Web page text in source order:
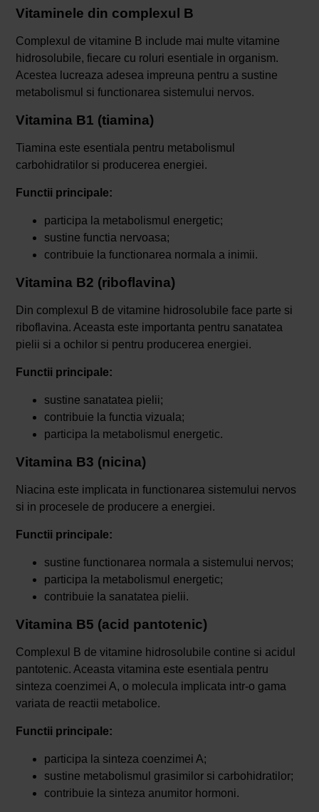
Vitaminele din complexul B
Complexul de vitamine B include mai multe vitamine
hidrosolubile, fiecare cu roluri esentiale in organism.
Acestea lucreaza adesea impreuna pentru a sustine
metabolismul si functionarea sistemului nervos.
Vitamina B1 (tiamina)
Tiamina este esentiala pentru metabolismul
carbohidratilor si producerea energiei.
Functii principale:
participa la metabolismul energetic;
sustine functia nervoasa;
contribuie la functionarea normala a inimii.
Vitamina B2 (riboflavina)
Din complexul B de vitamine hidrosolubile face parte si
riboflavina. Aceasta este importanta pentru sanatatea
pielii si a ochilor si pentru producerea energiei.
Functii principale:
sustine sanatatea pielii;
contribuie la functia vizuala;
participa la metabolismul energetic.
Vitamina B3 (nicina)
Niacina este implicata in functionarea sistemului nervos
si in procesele de producere a energiei.
Functii principale:
sustine functionarea normala a sistemului nervos;
participa la metabolismul energetic;
contribuie la sanatatea pielii.
Vitamina B5 (acid pantotenic)
Complexul B de vitamine hidrosolubile contine si acidul
pantotenic. Aceasta vitamina este esentiala pentru
sinteza coenzimei A, o molecula implicata intr-o gama
variata de reactii metabolice.
Functii principale:
participa la sinteza coenzimei A;
sustine metabolismul grasimilor si carbohidratilor;
contribuie la sinteza anumitor hormoni.